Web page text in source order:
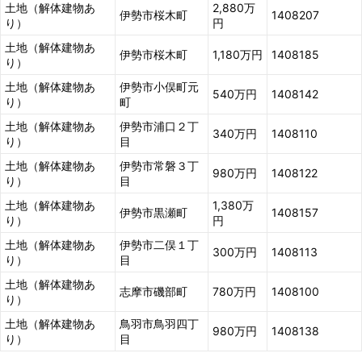
土地（解体建物あ
り）
伊勢市桜木町
2,880万
円
1408207
土地（解体建物あ
り）
伊勢市桜木町 1,180万円 1408185
土地（解体建物あ
り）
伊勢市小俣町元
町
540万円 1408142
土地（解体建物あ
り）
伊勢市浦口２丁
目
340万円 1408110
土地（解体建物あ
り）
伊勢市常磐３丁
目
980万円 1408122
土地（解体建物あ
り）
伊勢市黒瀬町
1,380万
円
1408157
土地（解体建物あ
り）
伊勢市二俣１丁
目
300万円 1408113
土地（解体建物あ
り）
志摩市磯部町 780万円 1408100
土地（解体建物あ
り）
鳥羽市鳥羽四丁
目
980万円 1408138